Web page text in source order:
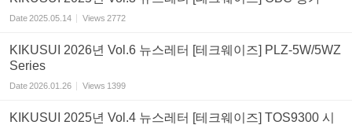
Date2025.05.14 Views 2772
KIKUSUI 2026년 Vol.6 뉴스레터 [테크웨이즈] PLZ-5W/5WZ
Series
Date2026.01.26 Views 1399
KIKUSUI 2025년 Vol.4 뉴스레터 [테크웨이즈] TOS9300 시